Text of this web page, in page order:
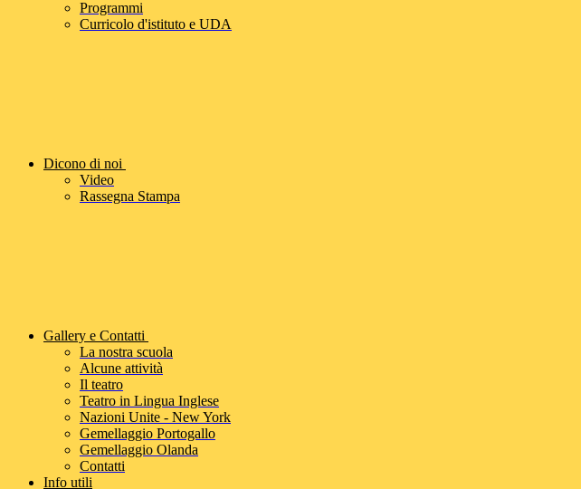
Programmi
Curricolo d'istituto e UDA
Dicono di noi
Video
Rassegna Stampa
Gallery e Contatti
La nostra scuola
Alcune attività
Il teatro
Teatro in Lingua Inglese
Nazioni Unite - New York
Gemellaggio Portogallo
Gemellaggio Olanda
Contatti
Info utili